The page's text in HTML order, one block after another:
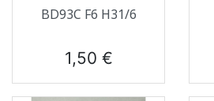
BD93C F6 H31/6
Prix
1,50 €